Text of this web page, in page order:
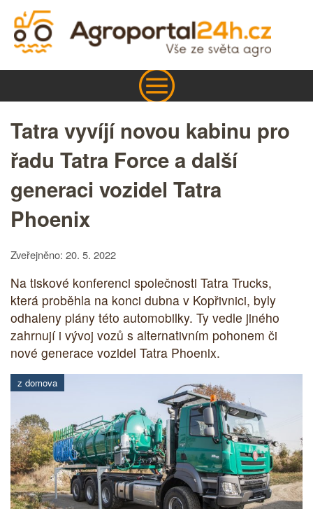
Tatra vyvíjí novou kabinu pro
řadu Tatra Force a další
generaci vozidel Tatra
Phoenix
Zveřejněno: 20. 5. 2022
Na tiskové konferenci společnosti Tatra Trucks,
která proběhla na konci dubna v Kopřivnici, byly
odhaleny plány této automobilky. Ty vedle jiného
zahrnují i vývoj vozů s alternativním pohonem či
nové generace vozidel Tatra Phoenix.
z domova